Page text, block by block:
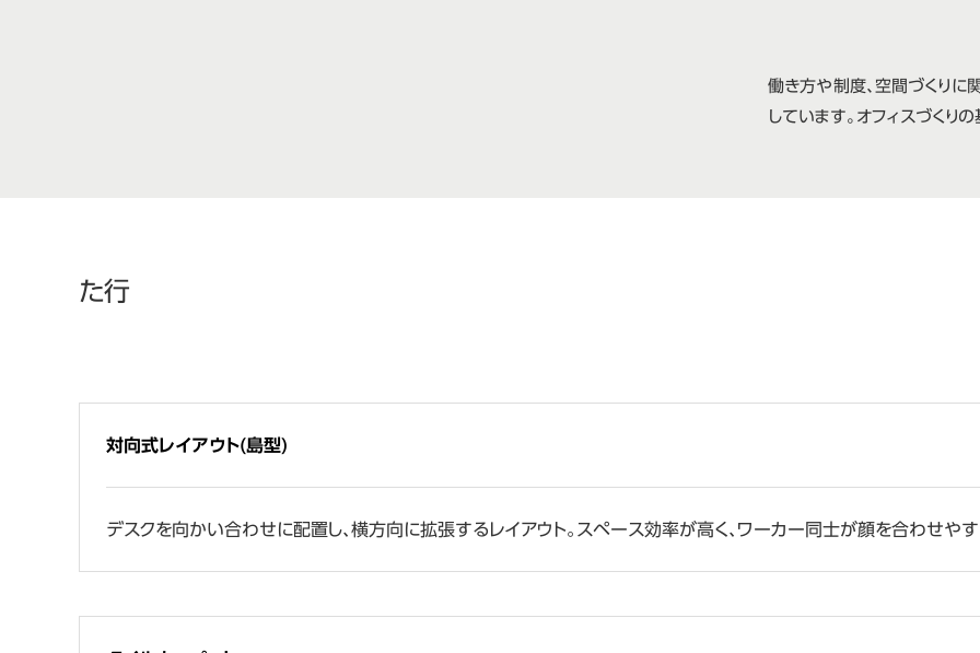
働き方や制度、空間づくりに
しています。オフィスづくり
た行
対向式レイアウト(島型)
デスクを向かい合わせに配置し、横方向に拡張するレイアウト。スペース効率が高く、ワーカー同士が顔を合わせやす